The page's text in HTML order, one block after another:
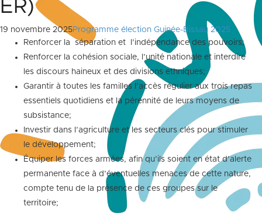
ER)
19 novembre 2025Programme élection Guinée-Bissau 2025
Renforcer la séparation et l’indépendance des pouvoirs;
Renforcer la cohésion sociale, l’unité nationale et interdire
les discours haineux et des divisions ethniques;
Garantir à toutes les familles l’accès régulier aux trois repas
essentiels quotidiens et la pérennité de leurs moyens de
subsistance;
Investir dans l’agriculture et les secteurs clés pour stimuler
le développement;
Équiper les forces armées, afin qu’ils soient en état d’alerte
permanente face à d’éventuelles menaces de cette nature,
compte tenu de la présence de ces groupes sur le
territoire;